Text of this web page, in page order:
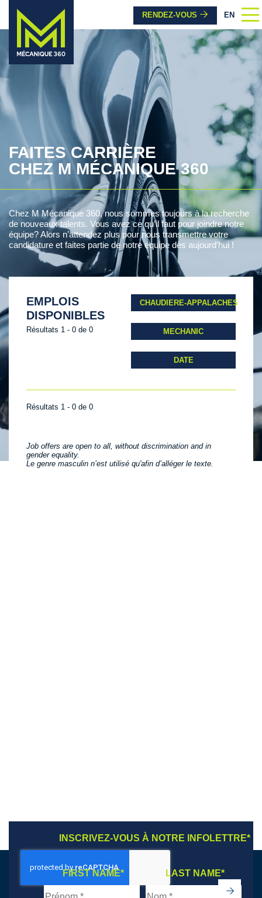
RENDEZ-VOUS EN
FAITES CARRIÈRE
CHEZ M MÉCANIQUE 360
Chez M Mécanique 360, nous sommes toujours à la recherche
de nouveaux talents. Vous avez ce qu’il faut pour joindre notre
équipe? Alors n’attendez plus pour nous transmettre votre
candidature et faites partie de notre équipe dès aujourd’hui !
EMPLOIS
DISPONIBLES
Résultats 1 - 0 de 0
CHAUDIERE-APPALACHES
MECHANIC
DATE
Résultats 1 - 0 de 0
Job offers are open to all, without discrimination and in
gender equality.
Le genre masculin n’est utilisé qu'afin d’alléger le texte.
FIRST NAME* LAST NAME*
INSCRIVEZ-VOUS À NOTRE INFOLETTRE*
->